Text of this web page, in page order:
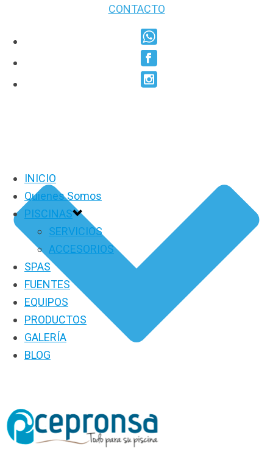
CONTACTO
INICIO
Quienes Somos
PISCINAS
SERVICIOS
ACCESORIOS
SPAS
FUENTES
EQUIPOS
PRODUCTOS
GALERÍA
BLOG
PRODUCTOS